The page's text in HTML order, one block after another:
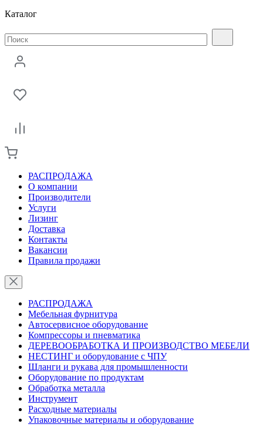
Каталог
РАСПРОДАЖА
О компании
Производители
Услуги
Лизинг
Доставка
Контакты
Вакансии
Правила продажи
РАСПРОДАЖА
Мебельная фурнитура
Автосервисное оборудование
Компрессоры и пневматика
ДЕРЕВООБРАБОТКА И ПРОИЗВОДСТВО МЕБЕЛИ
НЕСТИНГ и оборудование с ЧПУ
Шланги и рукава для промышленности
Оборудование по продуктам
Обработка металла
Инструмент
Расходные материалы
Упаковочные материалы и оборудование